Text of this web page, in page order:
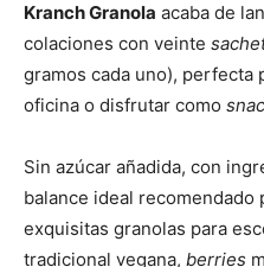
Kranch Granola acaba de
colaciones con veinte
gramos cada uno), perfecta
oficina o disfrutar como
Sin azúcar añadida, con
balance ideal
exquisitas granolas para
tradicional vegana, berries